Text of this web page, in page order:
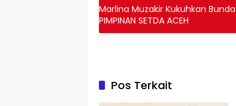
Marlina Muzakir Kukuhkan Bunda
PIMPINAN SETDA ACEH
Pos Terkait